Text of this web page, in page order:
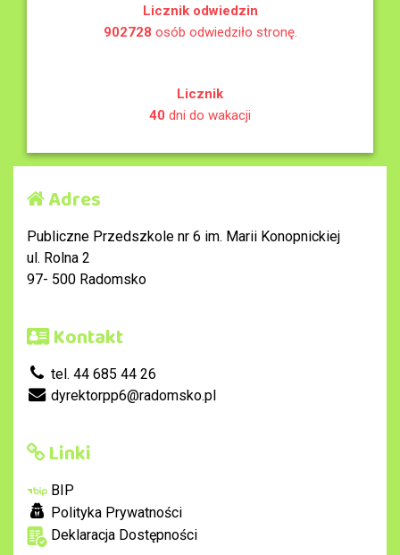
Licznik odwiedzin
902728 osób odwiedziło stronę.
Licznik
40 dni do wakacji
Adres
Publiczne Przedszkole nr 6 im. Marii Konopnickiej
ul. Rolna 2
97- 500 Radomsko
Kontakt
tel. 44 685 44 26
dyrektorpp6@radomsko.pl
Linki
BIP
Polityka Prywatności
Deklaracja Dostępności